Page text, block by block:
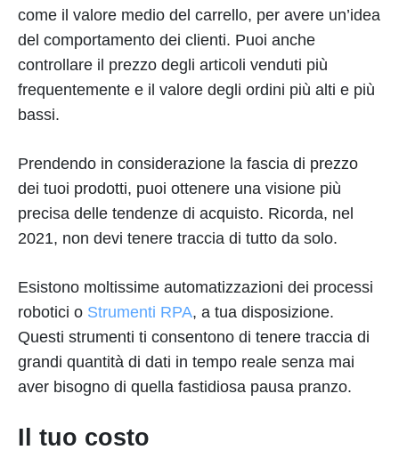
come il valore medio del carrello, per avere un’idea
del comportamento dei clienti. Puoi anche
controllare il prezzo degli articoli venduti più
frequentemente e il valore degli ordini più alti e più
bassi.
Prendendo in considerazione la fascia di prezzo
dei tuoi prodotti, puoi ottenere una visione più
precisa delle tendenze di acquisto. Ricorda, nel
2021, non devi tenere traccia di tutto da solo.
Esistono moltissime automatizzazioni dei processi
robotici o Strumenti RPA, a tua disposizione.
Questi strumenti ti consentono di tenere traccia di
grandi quantità di dati in tempo reale senza mai
aver bisogno di quella fastidiosa pausa pranzo.
Il tuo costo